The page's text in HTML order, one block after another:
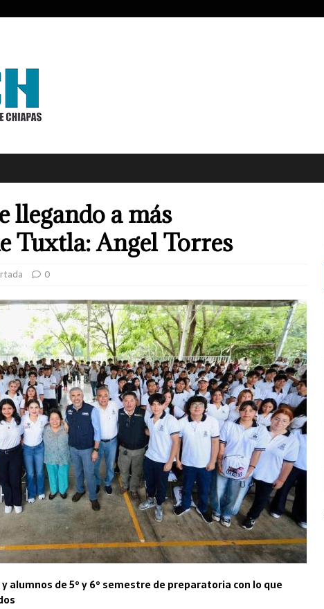
llegando a más
Tuxtla: Angel Torres
0
alumnos de 5º y 6º semestre de preparatoria con lo que